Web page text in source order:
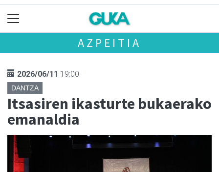
AZPEITIA
2026/06/11 19:00
DANTZA
Itsasiren ikasturte bukaerako
emanaldia